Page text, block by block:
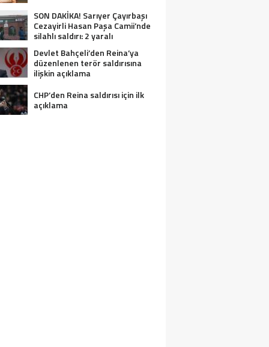
SON DAKİKA! Sarıyer Çayırbaşı
Cezayirli Hasan Paşa Camii’nde
silahlı saldırı: 2 yaralı
Devlet Bahçeli’den Reina’ya
düzenlenen terör saldırısına
ilişkin açıklama
CHP’den Reina saldırısı için ilk
açıklama